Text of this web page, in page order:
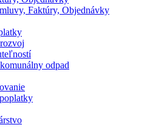
Faktúry, Objednávky
odpad